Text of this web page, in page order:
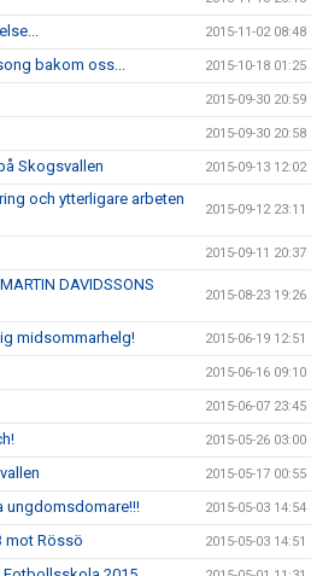
2015-11-02 08:48
bakom oss... 2015-10-18 01:25
2015-09-30 20:59
2015-09-30 20:58
Skogsvallen 2015-09-13 12:02
och ytterligare arbeten
2015-09-12 23:11
2015-09-11 20:37
DAVIDSSONS
2015-08-23 19:26
midsommarhelg! 2015-06-19 12:51
2015-06-16 09:10
2015-06-07 23:45
2015-05-26 03:00
2015-05-17 00:55
ungdomsdomare!!! 2015-05-03 14:54
mot Rössö 2015-05-03 14:51